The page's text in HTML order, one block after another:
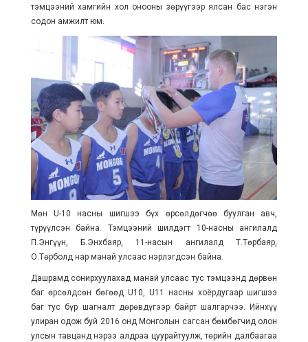
тэмцээний хамгийн хол онооны зөрүүгээр ялсан бас нэгэн
содон амжилт юм.
Мөн U-10 насны шигшээ бүх өрсөлдөгчөө буулган авч,
түрүүлсэн байна. Тэмцээний шилдэгт 10-насны ангилалд
П.Энгүүн, Б.Энхбаяр, 11-насын ангилалд Т.Төрбаяр,
О.Төрболд нар манай улсаас нэрлэгдсэн байна.
Дашрамд сонирхуулахад манай улсаас тус тэмцээнд дөрвөн
баг өрсөлдсөн бөгөөд U10, U11 насны хоёрдугаар шигшээ
баг тус бүр шагналт дөрөвдүгээр байрт шалгарчээ. Ийнхүү
улиран одож буй 2016 онд Монголын сагсан бөмбөгчид олон
улсын тавцанд нэрээ алдраа цуурайтуулж, төрийн далбаагаа